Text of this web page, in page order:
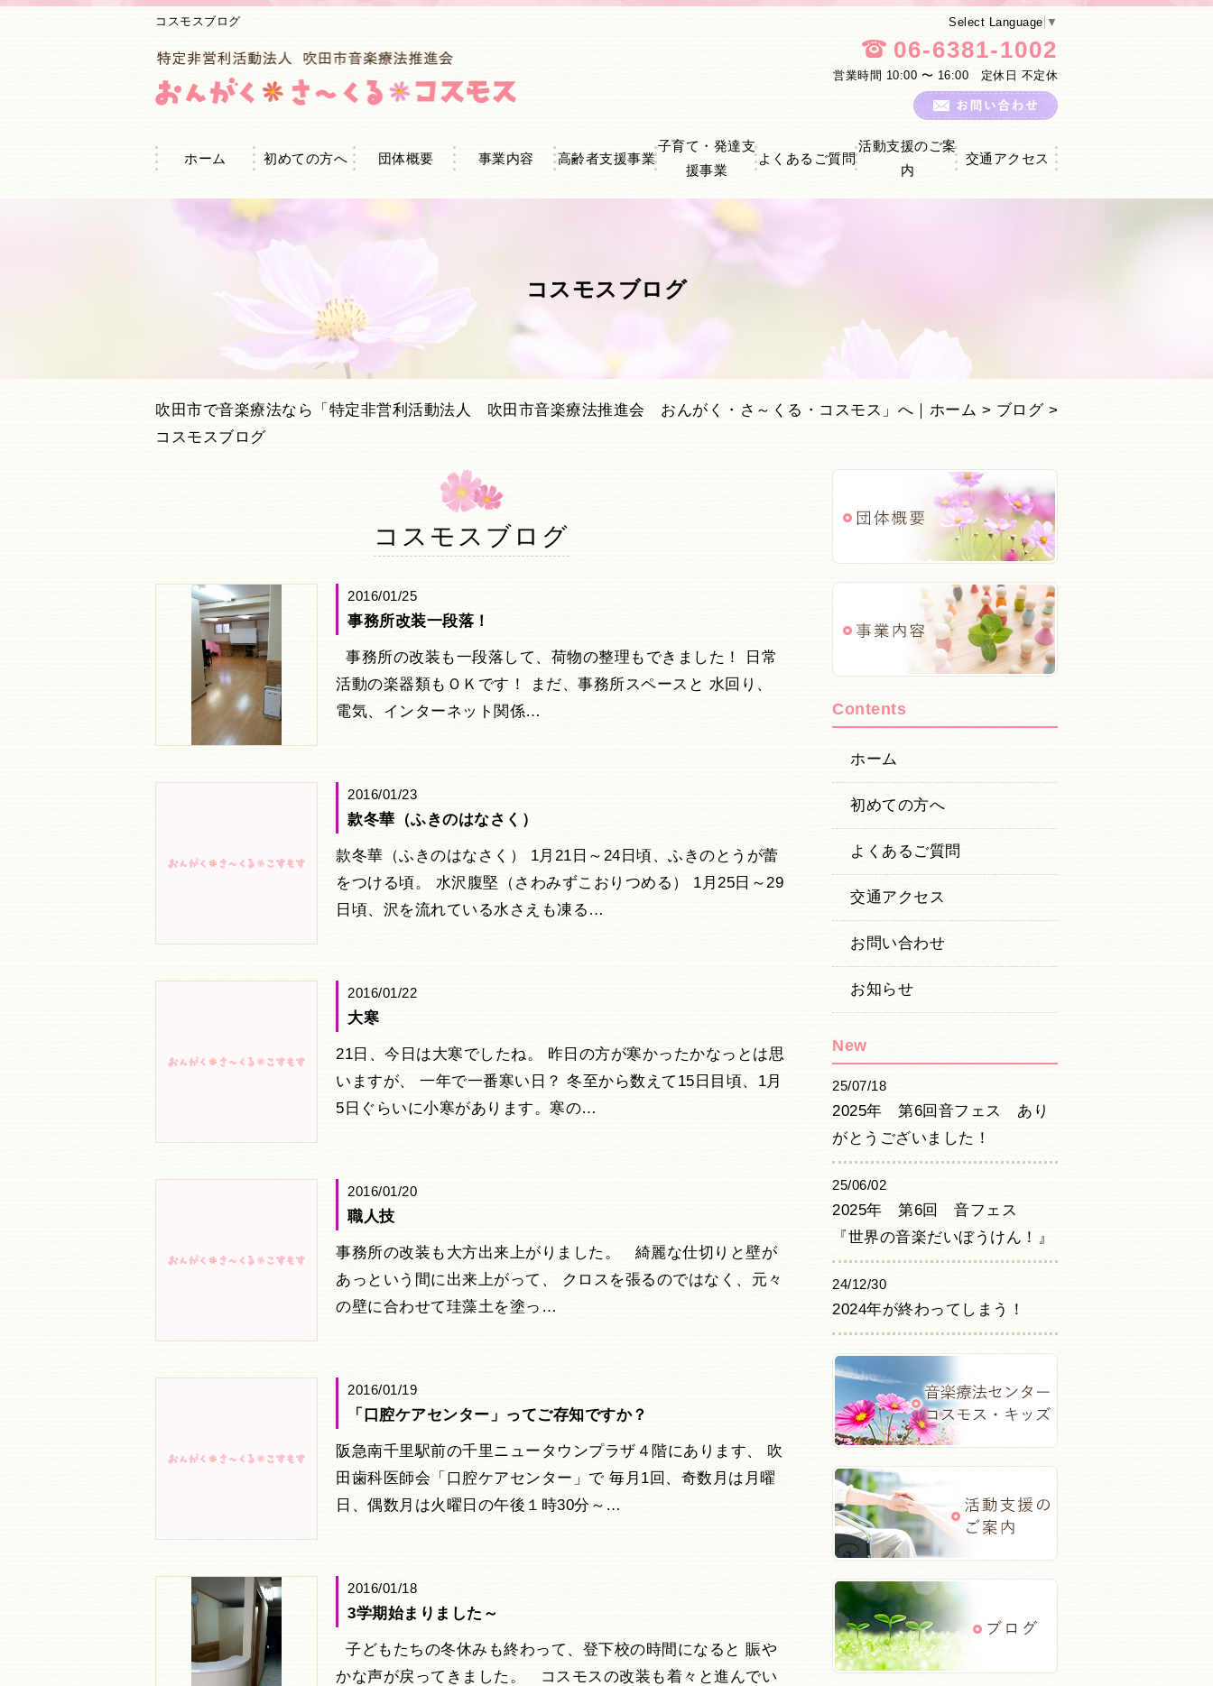
コスモスブログ Select Language ▼
06-6381-1002
営業時間 10:00 〜 16:00 定休日 不定休
ホーム 初めての方へ 団体概要 事業内容 高齢者支援事業
子育て・発達支
援事業
よくあるご質問
活動支援のご案
内
交通アクセス
コスモスブログ
吹田市で音楽療法なら「特定非営利活動法人 吹田市音楽療法推進会 おんがく・さ～くる・コスモス」へ｜ホーム > ブログ>
コスモスブログ
コスモスブログ
2016/01/25
事務所改装一段落！
事務所の改装も一段落して、荷物の整理もできました！ 日常
活動の楽器類もＯＫです！ まだ、事務所スペースと 水回り、
電気、インターネット関係…
2016/01/23
款冬華（ふきのはなさく）
款冬華（ふきのはなさく） 1月21日～24日頃、ふきのとうが蕾
をつける頃。 水沢腹堅（さわみずこおりつめる） 1月25日～29
日頃、沢を流れている水さえも凍る…
2016/01/22
大寒
21日、今日は大寒でしたね。 昨日の方が寒かったかなっとは思
いますが、 一年で一番寒い日？ 冬至から数えて15日目頃、1月
5日ぐらいに小寒があります。寒の…
2016/01/20
職人技
事務所の改装も大方出来上がりました。 綺麗な仕切りと壁が
あっという間に出来上がって、 クロスを張るのではなく、元々
の壁に合わせて珪藻土を塗っ…
2016/01/19
「口腔ケアセンター」ってご存知ですか？
阪急南千里駅前の千里ニュータウンプラザ４階にあります、 吹
田歯科医師会「口腔ケアセンター」で 毎月1回、奇数月は月曜
日、偶数月は火曜日の午後１時30分～…
2016/01/18
3学期始まりました～
子どもたちの冬休みも終わって、登下校の時間になると 賑や
かな声が戻ってきました。 コスモスの改装も着々と進んでい
Contents
ホーム
初めての方へ
よくあるご質問
交通アクセス
お問い合わせ
お知らせ
New
25/07/18
2025年 第6回音フェス あり
がとうございました！
25/06/02
2025年 第6回 音フェス
『世界の音楽だいぼうけん！』
24/12/30
2024年が終わってしまう！